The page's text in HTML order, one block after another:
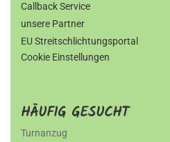
Callback Service
unsere Partner
EU Streitschlichtungsportal
Cookie Einstellungen
HÄUFIG GESUCHT
Turnanzug